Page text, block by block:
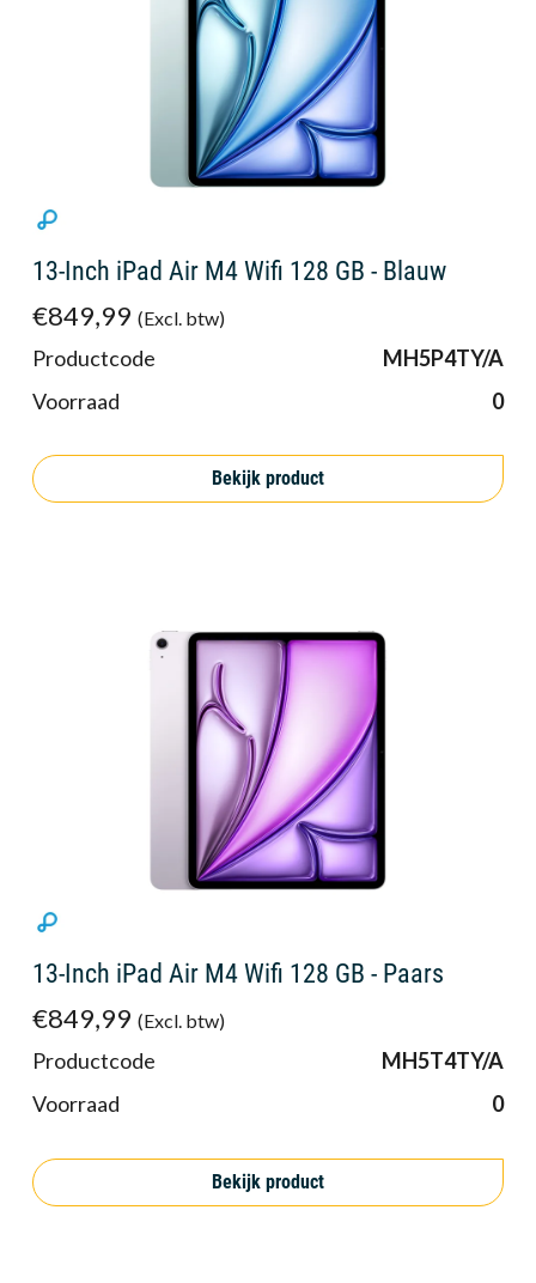
13-Inch iPad Air M4 Wifi 128 GB - Blauw
€849,99 (Excl. btw)
Productcode
MH5P4TY/A
Voorraad
0
Bekijk product
13-Inch iPad Air M4 Wifi 128 GB - Paars
€849,99 (Excl. btw)
Productcode
MH5T4TY/A
Voorraad
0
Bekijk product